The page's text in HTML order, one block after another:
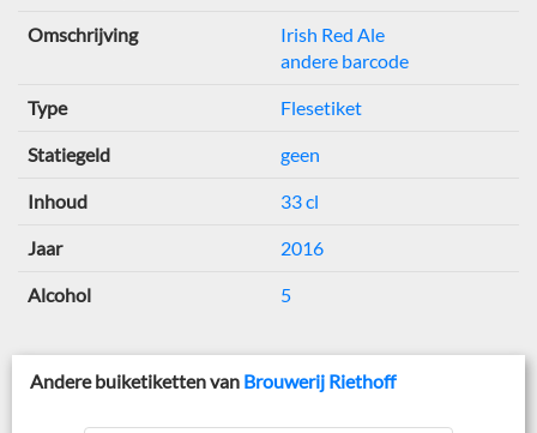
Omschrijving
Irish Red Ale
andere barcode
Type Flesetiket
Statiegeld geen
Inhoud 33 cl
Jaar 2016
Alcohol 5
Andere buiketiketten van Brouwerij Riethoff